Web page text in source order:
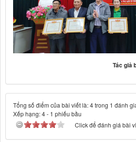
Tác giả
Tổng số điểm của bài viết là: 4 trong 1 đánh
Xếp hạng:4- 1 phiếu bầu
Click để đánh giá bài